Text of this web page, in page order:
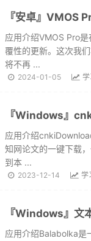
『安卓』VMOS
应用介绍VMOS Pro
覆性的更新。这次我
将不再 ...
2024-01-05
应用介绍
知网论文的一键下载
到本 ...
2023-12-14 学
应用介绍Balabolka是